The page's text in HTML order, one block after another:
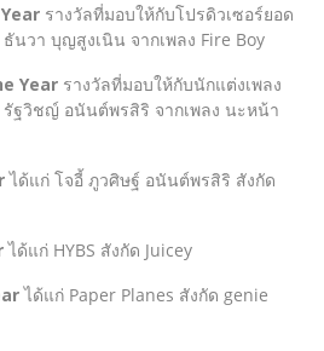
รางวัลที่มอบให้กับโปรดิวเซอร์ยอด
นวา บุญสูงเนิน จากเพลง Fire Boy
Year รางวัลที่มอบให้กับนักแต่งเพลง
รัฐวิชญ์ อนันต์พรสิริ จากเพลง นะหน้า
ได้แก่ โจอี้ ภูวศิษฐ์ อนันต์พรสิริ สังกัด
ได้แก่ HYBS สังกัด Juicey
ได้แก่ Paper Planes สังกัด genie